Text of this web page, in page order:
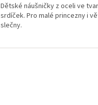
Dětské náušničky z oceli ve
srdíček. Pro malé princezny i
slečny.